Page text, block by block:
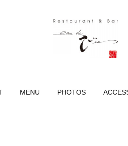
MENU PHOTOS